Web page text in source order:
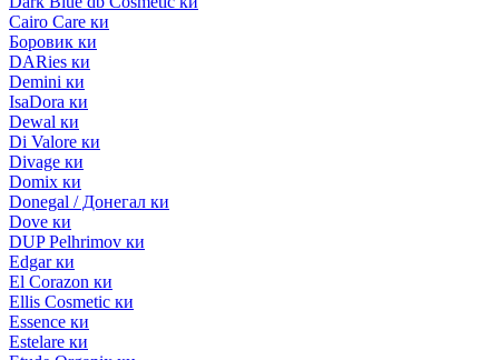
Cairo Care ки
Боровик ки
DARies ки
Demini ки
IsaDora ки
Dewal ки
Di Valore ки
Divage ки
Domix ки
Donegal / Донегал ки
Dove ки
DUP Pelhrimov ки
Edgar ки
El Corazon ки
Ellis Cosmetic ки
Essence ки
Estelare ки